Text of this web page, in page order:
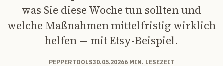
was Sie diese Woche tun sollten und
welche Maßnahmen mittelfristig wirklich
helfen — mit Etsy-Beispiel.
PEPPERTOOLS30.05.20266 MIN. LESEZEIT